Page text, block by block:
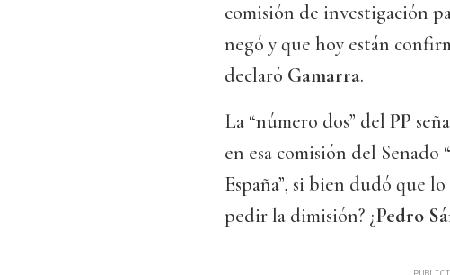
comisión de investigación
negó y que hoy están
declaró Gamarra.
La “número dos” del PP
en esa comisión del
España”, si bien dudó que
pedir la dimisión? ¿Pedro